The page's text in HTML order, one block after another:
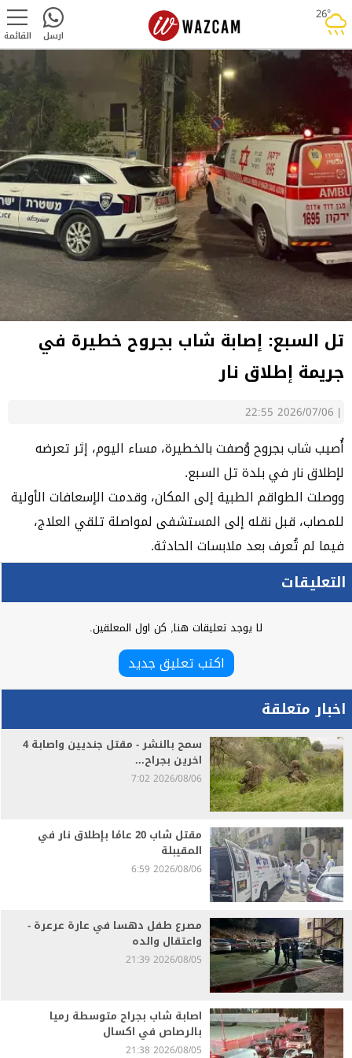
26°rainy القائمة ارسل
تل السبع: إصابة شاب بجروح خطيرة في
جريمة إطلاق نار
|
2026/07/06 22:55
أُصيب شاب بجروح وُصفت بالخطيرة، مساء اليوم، إثر تعرضه
لإطلاق نار في بلدة تل السبع.
ووصلت الطواقم الطبية إلى المكان، وقدمت الإسعافات الأولية
للمصاب، قبل نقله إلى المستشفى لمواصلة تلقي العلاج،
فيما لم تُعرف بعد ملابسات الحادثة.
التعليقات
لا يوجد تعليقات هنا, كن اول المعلقين.
اكتب تعليق جديد
اخبار متعلقة
سمح بالنشر - مقتل جنديين واصابة 4
اخرين بجراح...
2026/08/06 7:02
مقتل شاب 20 عامًا بإطلاق نار في
المقيبلة
2026/08/06 6:59
مصرع طفل دهسا في عارة عرعرة -
واعتقال والده
2026/08/05 21:39
اصابة شاب بجراح متوسطة رميا
بالرصاص في اكسال
2026/08/05 21:38